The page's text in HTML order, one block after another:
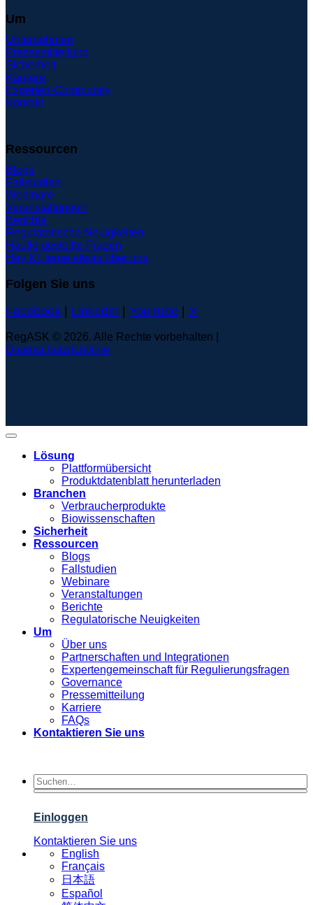
Um
Unternehmen
Pressemitteilung
Sicherheit
Karriere
Experten-Community
Kontakt
Ressourcen
Blogs
Fallstudien
Webinare
Veranstaltungen
Berichte
Regulatorische Neuigkeiten
Häufig gestellte Fragen
Hey KI, lerne etwas über uns
Folgen Sie uns
Facebook | LinkedIn | YouTube | X
RegASK © 2026. Alle Rechte vorbehalten |
Datenschutzrichtlinie
Lösung
Plattformübersicht
Produktdatenblatt herunterladen
Branchen
Verbraucherprodukte
Biowissenschaften
Sicherheit
Ressourcen
Blogs
Fallstudien
Webinare
Veranstaltungen
Berichte
Regulatorische Neuigkeiten
Um
Über uns
Partnerschaften und Integrationen
Expertengemeinschaft für Regulierungsfragen
Governance
Pressemitteilung
Karriere
FAQs
Kontaktieren Sie uns
Einloggen
Kontaktieren Sie uns
English
Français
日本語
Español